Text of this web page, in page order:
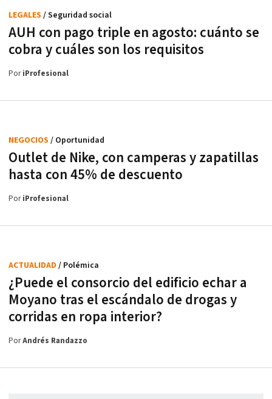
AUH con pago triple en agosto: cuánto se
cobra y cuáles son los requisitos
LEGALES / Seguridad social
PoriProfesional
Outlet de Nike, con camperas y zapatillas
hasta con 45% de descuento
NEGOCIOS / Oportunidad
PoriProfesional
¿Puede el consorcio del edificio echar a
Moyano tras el escándalo de drogas y
corridas en ropa interior?
ACTUALIDAD / Polémica
PorAndrés Randazzo